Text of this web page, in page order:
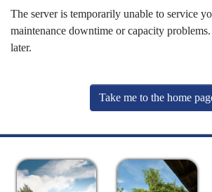
The server is temporarily unable to service
maintenance downtime or capacity
later.
Take me to the home